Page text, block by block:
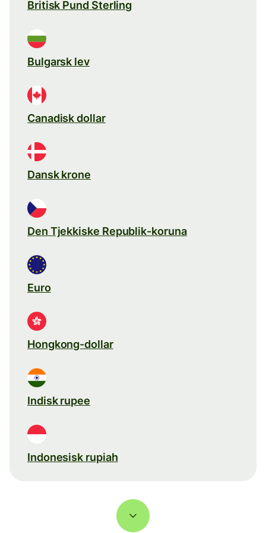
Britisk Pund Sterling
Bulgarsk lev
Canadisk dollar
Dansk krone
Den Tjekkiske Republik-koruna
Euro
Hongkong-dollar
Indisk rupee
Indonesisk rupiah